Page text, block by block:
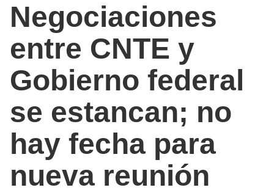
Negociaciones
entre CNTE y
Gobierno federal
se estancan; no
hay fecha para
nueva reunión